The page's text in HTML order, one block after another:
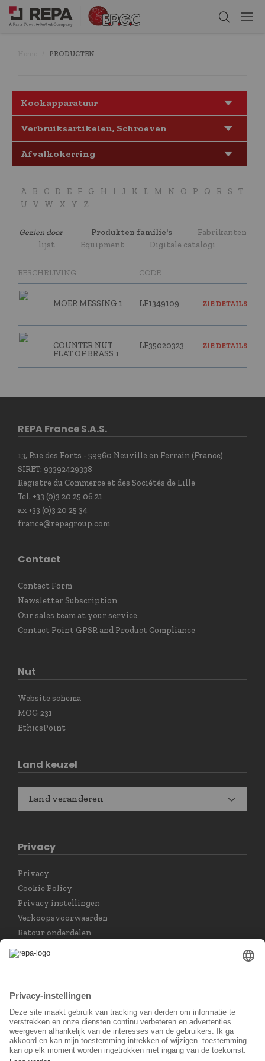
PRODUCTEN
Kookapparatuur
Verbruiksartikelen, Schroeven
Afvalkokerring
A B C D E F G H I J K L M N O P Q R S
T
U
V W X Y Z
Gezien door Produkten familie's
Fabrikanten
lijst
Equipment Digitale catalogi
BESCHRIJVING CODE
MOER MESSING 1 LF1349109 ZIE DETAILS
COUNTER NUT
FLAT OF BRASS 1
LF35020323 ZIE DETAILS
REPA France S.A.S.
13, Rue des Forts - 59960 Neuville en Ferrain (France)
SIRET: 93392429338
Registre du Commerce et des Sociétés de Lille
Tel. +33 (0)3 20 25 06 21
ax +33 (0)3 20 25 34
france@repagroup.com
Contact
Contact Form
Newsletter Subscription
Our sales team at your service
Contact Point GPSR and Product Compliance
Nut
Website schema
MOG 231
EthicsPoint
Land keuzel
Land veranderen
Privacy
Privacy
Cookie Policy
Privacy instellingen
Verkoopsvoorwaarden
Retour onderdelen
Nederlands
Sociaal Netwerk